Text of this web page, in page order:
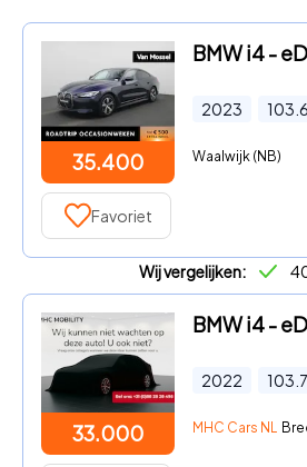
35.400
2023
Waalwijk (NB)
Favoriet
Wij vergelijken:
33.000
2022
MHC Cars NL